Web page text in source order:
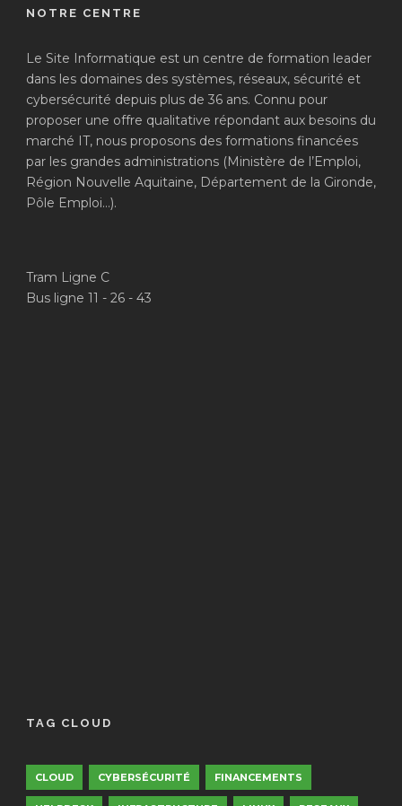
NOTRE CENTRE
Le Site Informatique est un centre de formation leader
dans les domaines des systèmes, réseaux, sécurité et
cybersécurité depuis plus de 36 ans. Connu pour
proposer une offre qualitative répondant aux besoins du
marché IT, nous proposons des formations financées
par les grandes administrations (Ministère de l’Emploi,
Région Nouvelle Aquitaine, Département de la Gironde,
Pôle Emploi…).
Tram Ligne C
Bus ligne 11 - 26 - 43
TAG CLOUD
CLOUD CYBERSÉCURITÉ FINANCEMENTS